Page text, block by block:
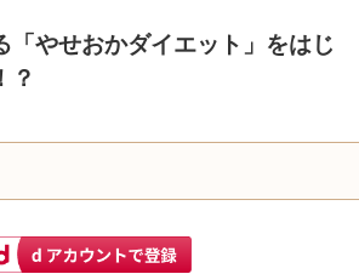
「やせおかダイエット」をはじ
？